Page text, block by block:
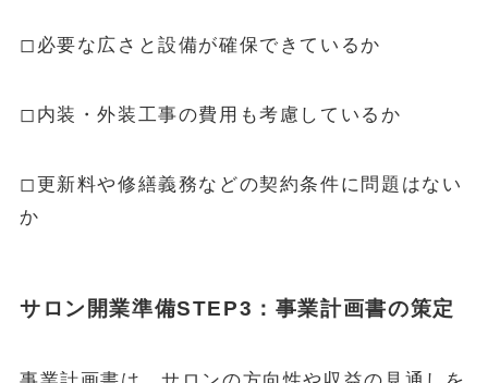
◻︎必要な広さと設備が確保できているか
◻︎内装・外装工事の費用も考慮しているか
◻︎更新料や修繕義務などの契約条件に問題はない
か
サロン開業準備STEP3：事業計画書の策定